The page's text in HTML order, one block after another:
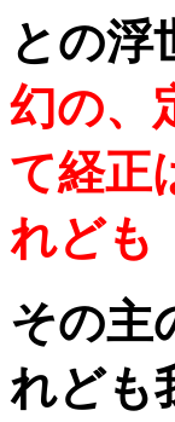
との浮
幻の、
て経正
れども
その主
れども